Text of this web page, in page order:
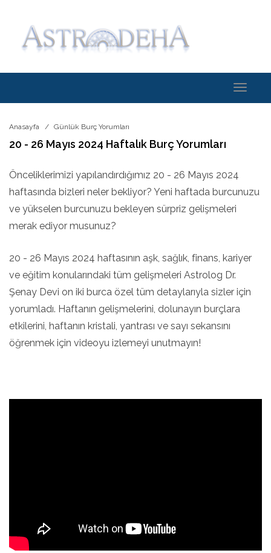
Toggle
Anasayfa Günlük Burç Yorumları
20 - 26 Mayıs 2024 Haftalık Burç Yorumları
Önceliklerimizi yapılandırdığımız 20 - 26 Mayıs 2024
haftasında bizleri neler bekliyor? Yeni haftada burcunuzu
ve yükselen burcunuzu bekleyen sürpriz gelişmeleri
merak ediyor musunuz?
20 - 26 Mayıs 2024 haftasının aşk, sağlık, finans, kariyer
ve eğitim konularındaki tüm gelişmeleri Astrolog Dr.
Şenay Devi on iki burca özel tüm detaylarıyla sizler için
yorumladı. Haftanın gelişmelerini, dolunayın burçlara
etkilerini, haftanın kristali, yantrası ve sayı sekansını
öğrenmek için videoyu izlemeyi unutmayın!